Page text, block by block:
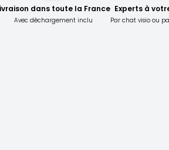
dans toute la France
Avec déchargement inclu
Experts à
Par chat visio ou